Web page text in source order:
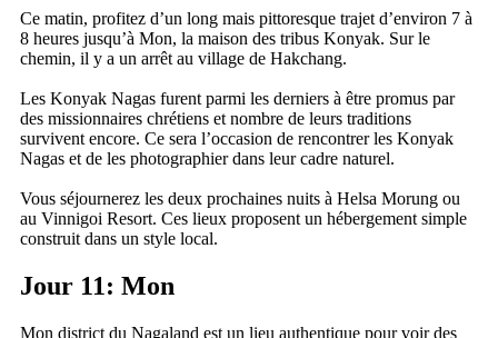
Ce matin, profitez d’un long mais pittoresque trajet d’environ 7 à
8 heures jusqu’à Mon, la maison des tribus Konyak. Sur le
chemin, il y a un arrêt au village de Hakchang.
Les Konyak Nagas furent parmi les derniers à être promus par
des missionnaires chrétiens et nombre de leurs traditions
survivent encore. Ce sera l’occasion de rencontrer les Konyak
Nagas et de les photographier dans leur cadre naturel.
Vous séjournerez les deux prochaines nuits à Helsa Morung ou
au Vinnigoi Resort. Ces lieux proposent un hébergement simple
construit dans un style local.
Jour 11: Mon
Mon district du Nagaland est un lieu authentique pour voir des